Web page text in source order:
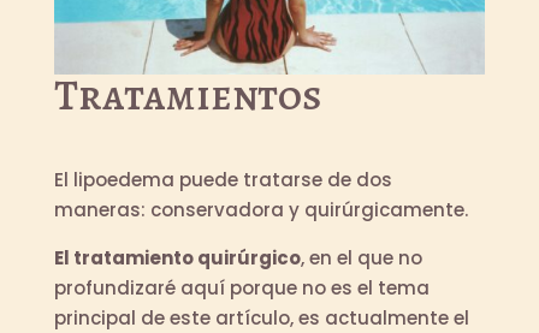
Tratamientos
El lipoedema puede tratarse de dos
maneras: conservadora y quirúrgicamente.
El tratamiento quirúrgico, en el que no
profundizaré aquí porque no es el tema
principal de este artículo, es actualmente el